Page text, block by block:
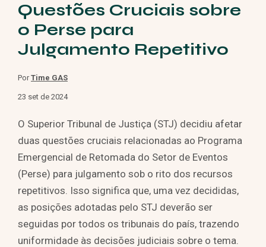
Questões Cruciais sobre
o Perse para
Julgamento Repetitivo
PorTime GAS
23 set de 2024
O Superior Tribunal de Justiça (STJ) decidiu afetar
duas questões cruciais relacionadas ao Programa
Emergencial de Retomada do Setor de Eventos
(Perse) para julgamento sob o rito dos recursos
repetitivos. Isso significa que, uma vez decididas,
as posições adotadas pelo STJ deverão ser
seguidas por todos os tribunais do país, trazendo
uniformidade às decisões judiciais sobre o tema.